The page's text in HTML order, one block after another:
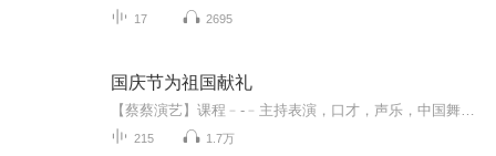
17 2695
国庆节为祖国献礼
215 1.7万